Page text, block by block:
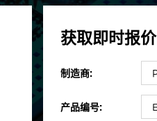
获取即时报价
制造商:
产品编号: